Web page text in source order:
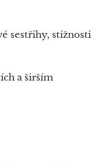
sestřihy, stížnosti
a širším